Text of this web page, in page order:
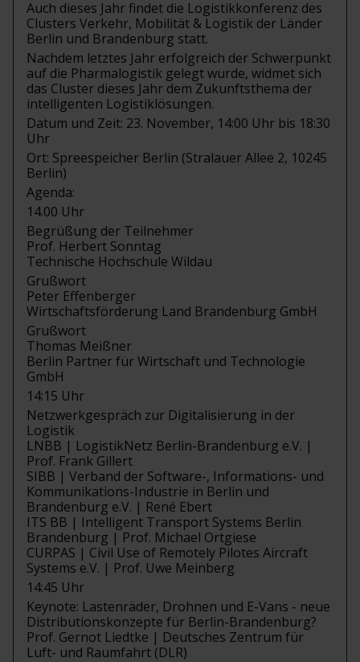
Auch dieses Jahr findet die Logistikkonferenz des
Clusters Verkehr, Mobilität & Logistik der Länder
Berlin und Brandenburg statt.
Nachdem letztes Jahr erfolgreich der Schwerpunkt
auf die Pharmalogistik gelegt wurde, widmet sich
das Cluster dieses Jahr dem Zukunftsthema der
intelligenten Logistiklösungen.
Datum und Zeit: 23. November, 14:00 Uhr bis 18:30
Uhr
Ort: Spreespeicher Berlin (Stralauer Allee 2, 10245
Berlin)
Agenda:
14.00 Uhr
Begrüßung der Teilnehmer
Prof. Herbert Sonntag
Technische Hochschule Wildau
Grußwort
Peter Effenberger
Wirtschaftsförderung Land Brandenburg GmbH
Grußwort
Thomas Meißner
Berlin Partner für Wirtschaft und Technologie
GmbH
14:15 Uhr
Netzwerkgespräch zur Digitalisierung in der
Logistik
LNBB | LogistikNetz Berlin-Brandenburg e.V. |
Prof. Frank Gillert
SIBB | Verband der Software-, Informations- und
Kommunikations-Industrie in Berlin und
Brandenburg e.V. | René Ebert
ITS BB | Intelligent Transport Systems Berlin
Brandenburg | Prof. Michael Ortgiese
CURPAS | Civil Use of Remotely Pilotes Aircraft
Systems e.V. | Prof. Uwe Meinberg
14:45 Uhr
Keynote: Lastenräder, Drohnen und E-Vans - neue
Distributionskonzepte für Berlin-Brandenburg?
Prof. Gernot Liedtke | Deutsches Zentrum für
Luft- und Raumfahrt (DLR)